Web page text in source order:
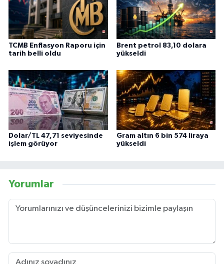
TCMB Enflasyon Raporu için
tarih belli oldu
Brent petrol 83,10 dolara
yükseldi
Dolar/TL 47,71 seviyesinde
işlem görüyor
Gram altın 6 bin 574 liraya
yükseldi
Yorumlar